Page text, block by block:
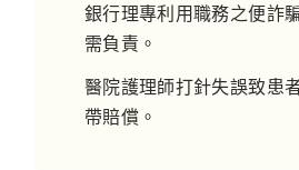
銀行理專利用職務之便詐
需負責。
醫院護理師打針失誤致患
帶賠償。